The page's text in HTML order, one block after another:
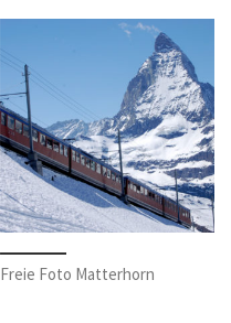
Freie Foto Matterhorn